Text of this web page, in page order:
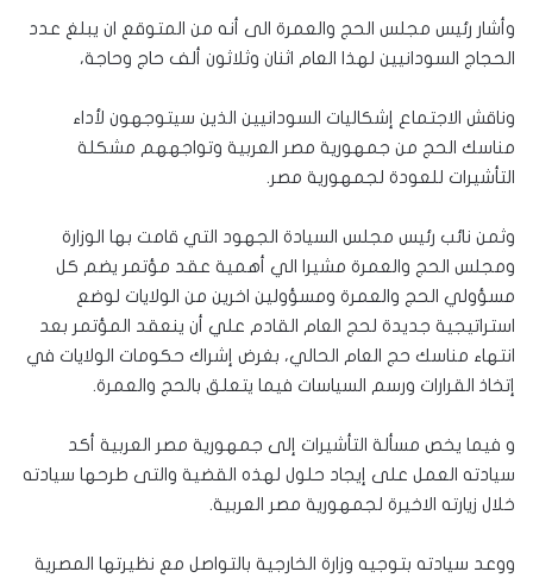
وأشار رئيس مجلس الحج والعمرة الى أنه من المتوقع ان يبلغ عدد
الحجاج السودانيين لهذا العام اثنان وثلاثون ألف حاج وحاجة،
وناقش الاجتماع إشكاليات السودانيين الذين سيتوجهون لأداء
مناسك الحج من جمهورية مصر العربية وتواجههم مشكلة
التأشيرات للعودة لجمهورية مصر.
وثمن نائب رئيس مجلس السيادة الجهود التي قامت بها الوزارة
ومجلس الحج والعمرة مشيرا الي أهمية عقد مؤتمر يضم كل
مسؤولي الحج والعمرة ومسؤولين اخرين من الولايات لوضع
استراتيجية جديدة لحج العام القادم علي أن ينعقد المؤتمر بعد
انتهاء مناسك حج العام الحالي، بغرض إشراك حكومات الولايات في
إتخاذ القرارات ورسم السياسات فيما يتعلق بالحج والعمرة.
و فيما يخص مسألة التأشيرات إلى جمهورية مصر العربية أكد
سيادته العمل على إيجاد حلول لهذه القضية والتى طرحها سيادته
خلال زيارته الاخيرة لجمهورية مصر العربية.
ووعد سيادته بتوجيه وزارة الخارجية بالتواصل مع نظيرتها المصرية